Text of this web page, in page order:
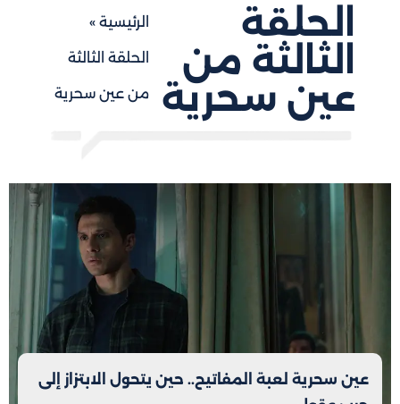
الحلقة
الثالثة من
عين سحرية
الرئيسية »
الحلقة الثالثة
من عين سحرية
عين سحرية لعبة المفاتيح.. حين يتحول الابتزاز إلى